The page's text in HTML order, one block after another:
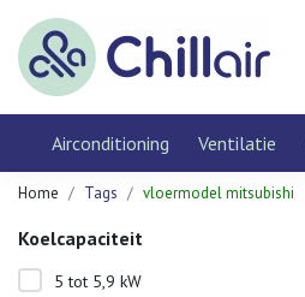
Airconditioning Ventilatie
Home Tags vloermodel mitsubishi
Koelcapaciteit
5 tot 5,9 kW